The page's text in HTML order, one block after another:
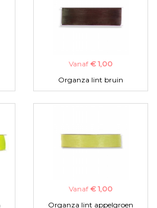
Vanaf € 1,00
Organza lint bruin
Vanaf € 1,00
Organza lint appelgroen